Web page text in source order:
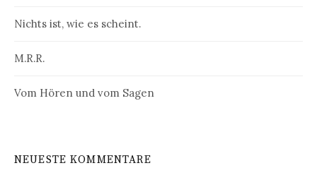
Nichts ist, wie es scheint.
M.R.R.
Vom Hören und vom Sagen
NEUESTE KOMMENTARE